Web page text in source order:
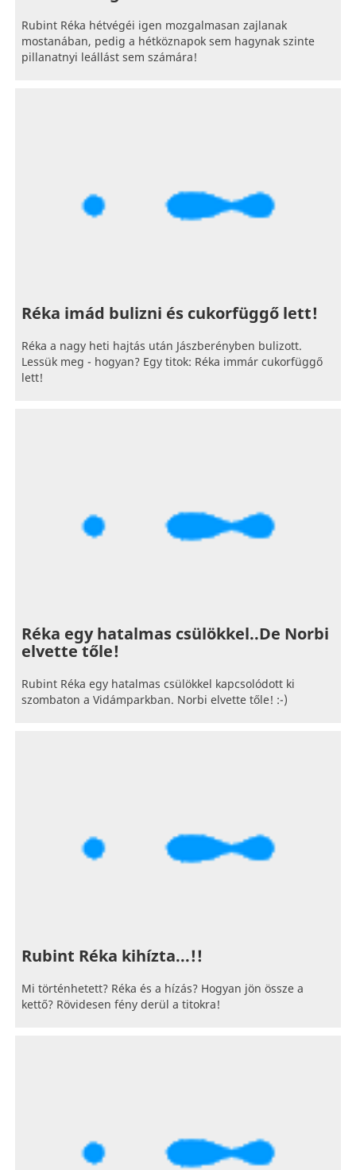
Rubint Réka hétvégéi igen mozgalmasan zajlanak
mostanában, pedig a hétköznapok sem hagynak szinte
pillanatnyi leállást sem számára!
Réka imád bulizni és cukorfüggő lett!
Réka a nagy heti hajtás után Jászberényben bulizott.
Lessük meg - hogyan? Egy titok: Réka immár cukorfüggő
lett!
Réka egy hatalmas csülökkel..De Norbi
elvette tőle!
Rubint Réka egy hatalmas csülökkel kapcsolódott ki
szombaton a Vidámparkban. Norbi elvette tőle! :-)
Rubint Réka kihízta...!!
Mi történhetett? Réka és a hízás? Hogyan jön össze a
kettő? Rövidesen fény derül a titokra!